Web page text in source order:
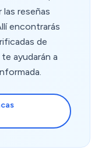
las reseñas
encontrarás
de
ayudarán a